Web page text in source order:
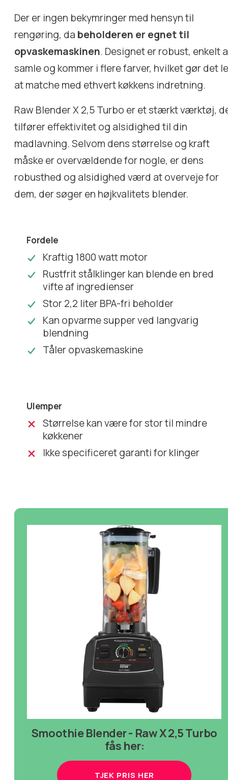
Der er ingen bekymringer med hensyn til
rengøring, da beholderen er egnet til
opvaskemaskinen. Designet er robust, enkelt
samle og kommer i flere farver, hvilket gør det
at matche med ethvert køkkens indretning.
Raw Blender X 2,5 Turbo er et stærkt værktøj,
tilfører effektivitet og alsidighed til din
madlavning. Selvom dens størrelse og kraft
måske er overvældende for nogle, er dens
robusthed og alsidighed værd at overveje for
dem, der søger en højkvalitets blender.
Fordele
Kraftig 1800 watt motor
Rustfrit stålklinger kan blende en bred
vifte af ingredienser
Stor 2,2 liter BPA-fri beholder
Kan opvarme supper ved langvarig
blendning
Tåler opvaskemaskine
Ulemper
Størrelse kan være for stor til mindre
køkkener
Ikke specificeret garanti for klinger
Smoothie Blender- Raw X 2,5 Turbo
fås her:
TJEK PRIS HER